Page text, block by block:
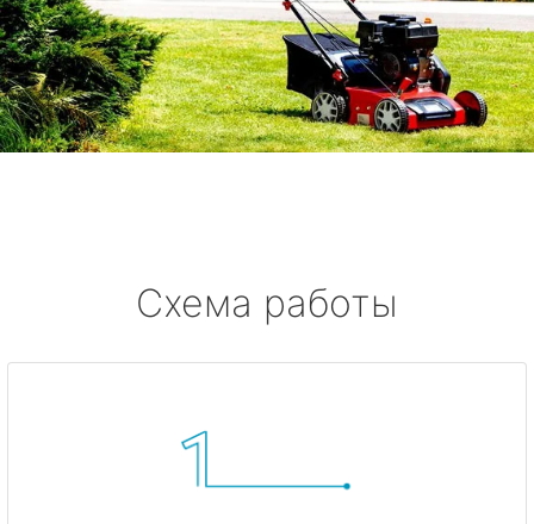
Схема работы